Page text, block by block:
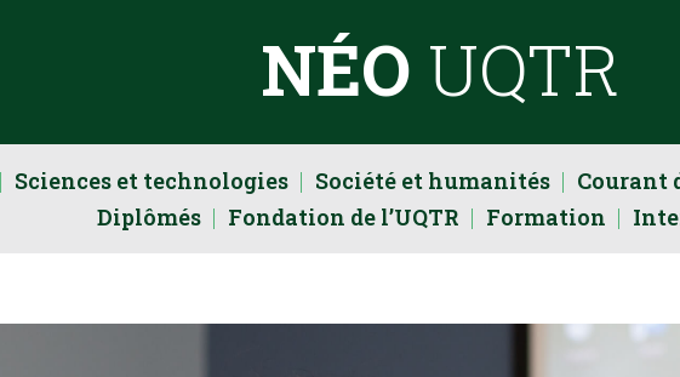
NÉO UQTR
Sciences et technologies Société et humanités Courant
Diplômés
Fondation de l’UQTR Formation